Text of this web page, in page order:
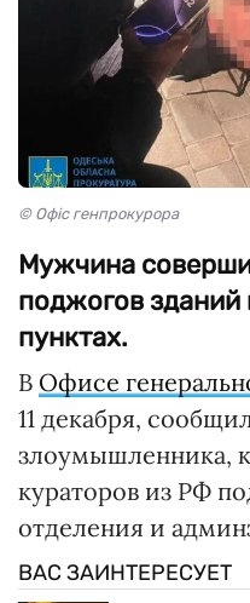
© Офіс генпрокурора
Мужчина
поджогов
пунктах.
В Офисе
11 декабря,
злоумышленника,
кураторов из РФ
отделения и
ВАС ЗАИНТЕРЕСУЕТ